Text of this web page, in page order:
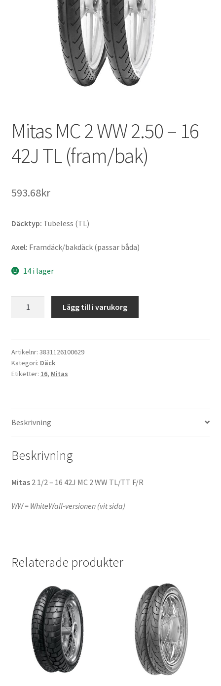
Mitas MC 2 WW 2.50 – 16
42J TL (fram/bak)
593.68kr
Däcktyp: Tubeless (TL)
Axel: Framdäck/bakdäck (passar båda)
14 i lager
2.50
-
16
mängd
Lägg till i varukorg
Artikelnr: 3831126100629
Kategori: Däck
Etiketter: 16, Mitas
Beskrivning
Beskrivning
Mitas 2 1/2 – 16 42J MC 2 WW TL/TT F/R
WW = WhiteWall-versionen (vit sida)
Relaterade produkter